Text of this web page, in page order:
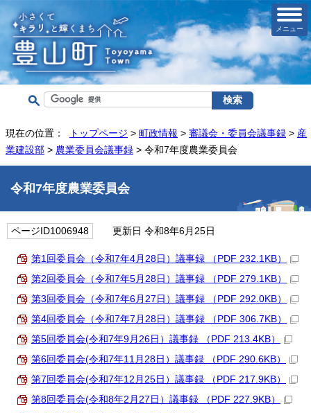
メニュー
現在の位置： トップページ > 町政情報 > 審議会・委員会議事録 > 産
業建設部 > 農業委員会議事録 > 令和7年度農業委員会
令和7年度農業委員会
ページID1006948 更新日 令和8年6月25日
第1回委員会（令和7年4月28日）議事録 （PDF 232.1KB）
第2回委員会（令和7年5月28日）議事録 （PDF 279.1KB）
第3回委員会（令和7年6月27日）議事録 （PDF 292.0KB）
第4回委員会（令和7年7月28日）議事録 （PDF 306.7KB）
第5回委員会(令和7年9月26日）議事録 （PDF 213.4KB）
第6回委員会(令和7年11月28日）議事録 （PDF 290.6KB）
第7回委員会(令和7年12月25日）議事録 （PDF 217.9KB）
第8回委員会(令和8年2月27日）議事録 （PDF 227.9KB）